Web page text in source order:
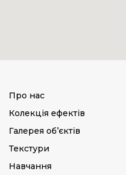
Про нас
Колекція ефектів
Галерея об’єктів
Текстури
Навчання